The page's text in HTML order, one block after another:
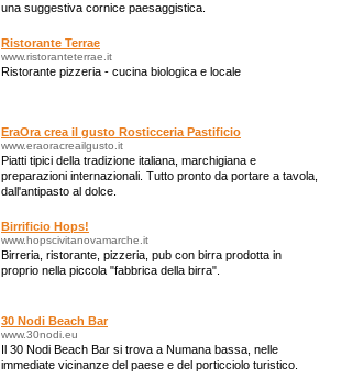
una suggestiva cornice paesaggistica.
Ristorante Terrae
www.ristoranteterrae.it
Ristorante pizzeria - cucina biologica e locale
EraOra crea il gusto Rosticceria Pastificio
www.eraoracreailgusto.it
Piatti tipici della tradizione italiana, marchigiana e
preparazioni internazionali. Tutto pronto da portare a tavola,
dall'antipasto al dolce.
Birrificio Hops!
www.hopscivitanovamarche.it
Birreria, ristorante, pizzeria, pub con birra prodotta in
proprio nella piccola "fabbrica della birra".
30 Nodi Beach Bar
www.30nodi.eu
Il 30 Nodi Beach Bar si trova a Numana bassa, nelle
immediate vicinanze del paese e del porticciolo turistico.